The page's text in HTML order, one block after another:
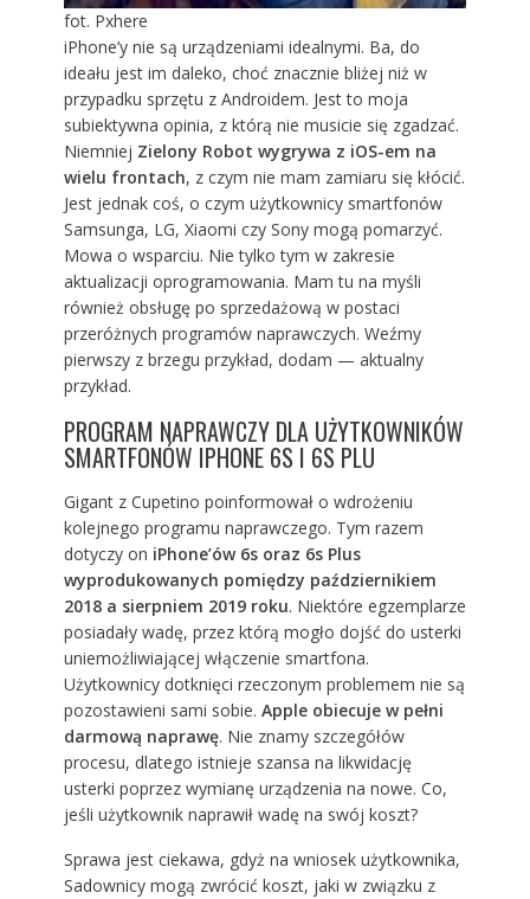
fot. Pxhere
iPhone’y nie są urządzeniami idealnymi. Ba, do
ideału jest im daleko, choć znacznie bliżej niż w
przypadku sprzętu z Androidem. Jest to moja
subiektywna opinia, z którą nie musicie się zgadzać.
Niemniej Zielony Robot wygrywa z iOS-em na
wielu frontach, z czym nie mam zamiaru się kłócić.
Jest jednak coś, o czym użytkownicy smartfonów
Samsunga, LG, Xiaomi czy Sony mogą pomarzyć.
Mowa o wsparciu. Nie tylko tym w zakresie
aktualizacji oprogramowania. Mam tu na myśli
również obsługę po sprzedażową w postaci
przeróżnych programów naprawczych. Weźmy
pierwszy z brzegu przykład, dodam — aktualny
przykład.
PROGRAM NAPRAWCZY DLA UŻYTKOWNIKÓW
SMARTFONÓW IPHONE 6S I 6S PLU
Gigant z Cupetino poinformował o wdrożeniu
kolejnego programu naprawczego. Tym razem
dotyczy on iPhone’ów 6s oraz 6s Plus
wyprodukowanych pomiędzy październikiem
2018 a sierpniem 2019 roku. Niektóre egzemplarze
posiadały wadę, przez którą mogło dojść do usterki
uniemożliwiającej włączenie smartfona.
Użytkownicy dotknięci rzeczonym problemem nie są
pozostawieni sami sobie. Apple obiecuje w pełni
darmową naprawę. Nie znamy szczegółów
procesu, dlatego istnieje szansa na likwidację
usterki poprzez wymianę urządzenia na nowe. Co,
jeśli użytkownik naprawił wadę na swój koszt?
Sprawa jest ciekawa, gdyż na wniosek użytkownika,
Sadownicy mogą zwrócić koszt, jaki w związku z